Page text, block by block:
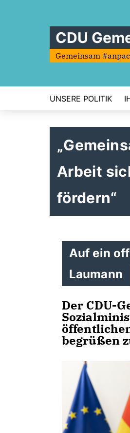
CDU
Gemeinsam
UNSERE POLITIK
Arbeit
fördern“
Auf ein
Laumann
Der CDU-
begrüßen